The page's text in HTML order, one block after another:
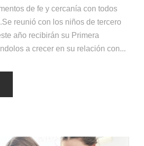
de fe y cercanía con todos
reunió con los niños de tercero
año recibirán su Primera
a crecer en su relación con...